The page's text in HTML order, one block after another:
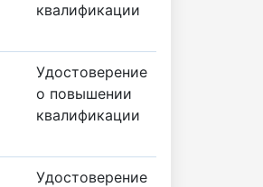
квалификации
Удостоверение
о повышении
квалификации
Удостоверение